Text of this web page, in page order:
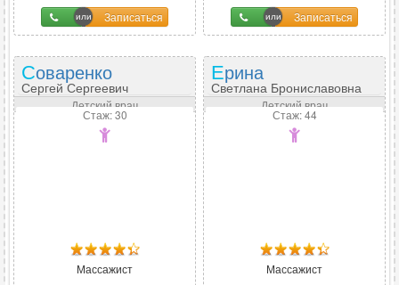
Записаться Записаться
Соваренко
Сергей Сергеевич
Детский врач
Стаж: 30
Массажист
Ерина
Светлана Брониславовна
Детский врач
Стаж: 44
Массажист